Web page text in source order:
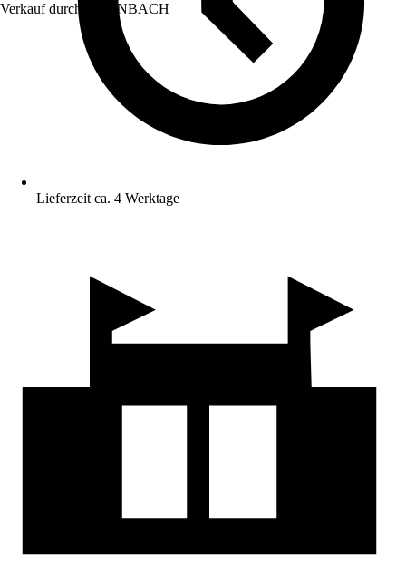
Verkauf durch: HORNBACH
Lieferzeit ca. 4 Werktage